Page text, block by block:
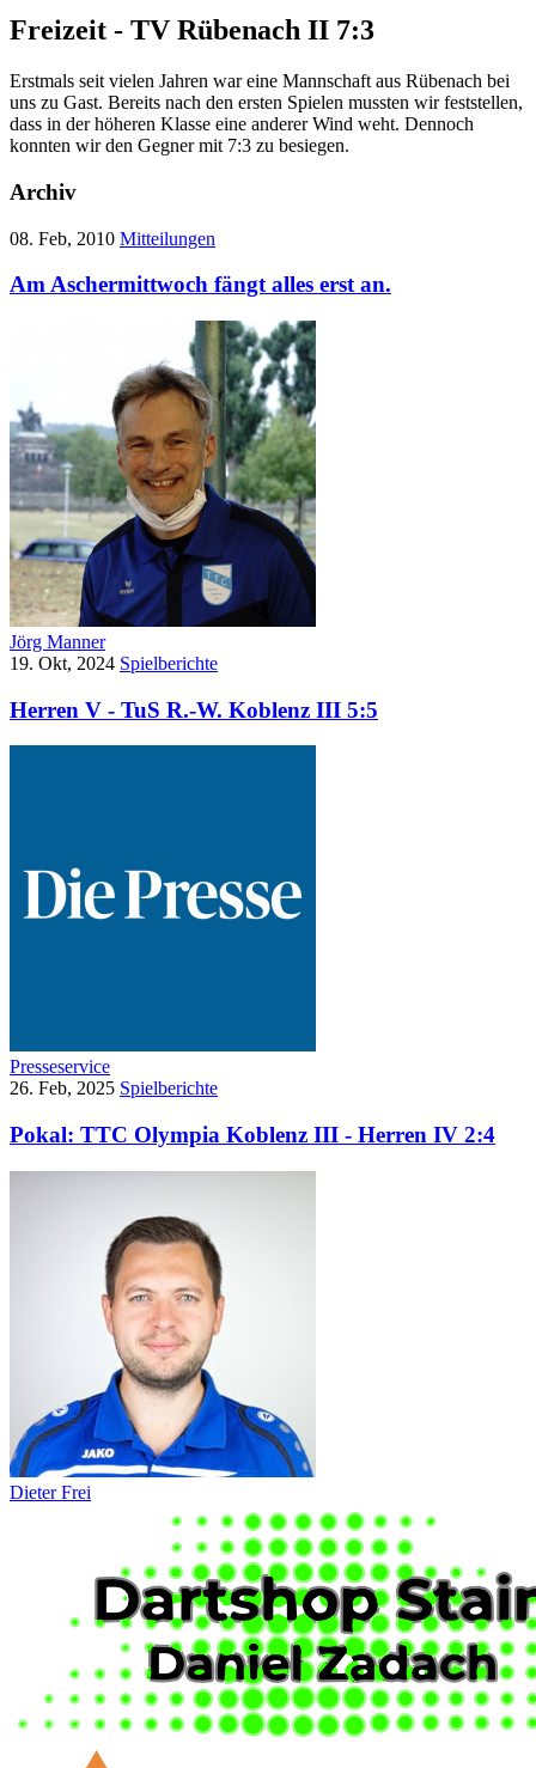
Freizeit - TV Rübenach II 7:3
Erstmals seit vielen Jahren war eine Mannschaft aus Rübenach bei
uns zu Gast. Bereits nach den ersten Spielen mussten wir feststellen,
dass in der höheren Klasse eine anderer Wind weht. Dennoch
konnten wir den Gegner mit 7:3 zu besiegen.
Archiv
08. Feb, 2010 Mitteilungen
Am Aschermittwoch fängt alles erst an.
Jörg Manner
19. Okt, 2024 Spielberichte
Herren V - TuS R.-W. Koblenz III 5:5
Presseservice
26. Feb, 2025 Spielberichte
Pokal: TTC Olympia Koblenz III - Herren IV 2:4
Dieter Frei